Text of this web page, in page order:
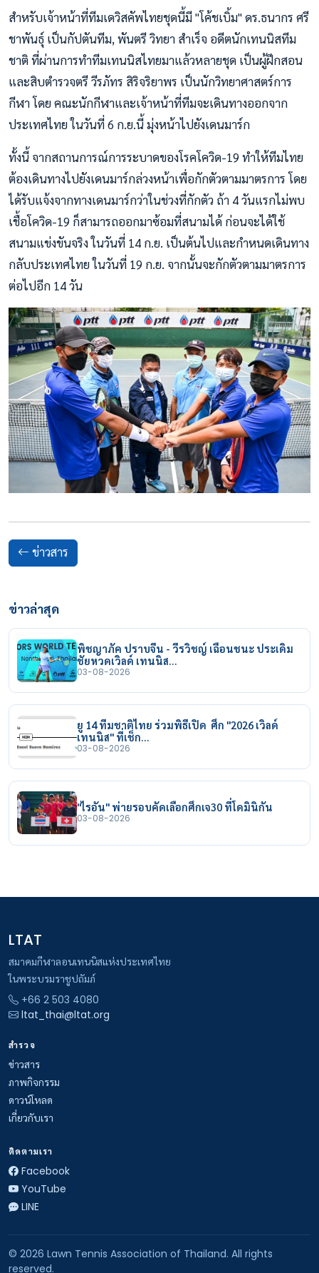
สำหรับเจ้าหน้าที่ทีมเดวิสคัพไทยชุดนี้มี "โค้ชเบิ้ม" ดร.ธนากร ศรี
ชาพันธุ์ เป็นกัปตันทีม, พันตรี วิทยา สำเร็จ อดีตนักเทนนิสทีม
ชาติ ที่ผ่านการทำทีมเทนนิสไทยมาแล้วหลายชุด เป็นผู้ฝึกสอน
และสิบตำรวจตรี วีรภัทร สิริจริยาพร เป็นนักวิทยาศาสตร์การ
กีฬา โดย คณะนักกีฬาและเจ้าหน้าที่ทีมจะเดินทางออกจาก
ประเทศไทย ในวันที่ 6 ก.ย.นี้ มุ่งหน้าไปยังเดนมาร์ก
ทั้งนี้ จากสถานการณ์การระบาดของโรคโควิด-19 ทำให้ทีมไทย
ต้องเดินทางไปยังเดนมาร์กล่วงหน้าเพื่อกักตัวตามมาตรการ โดย
ได้รับแจ้งจากทางเดนมาร์กว่าในช่วงที่กักตัว ถ้า 4 วันแรกไม่พบ
เชื้อโควิด-19 ก็สามารถออกมาซ้อมที่สนามได้ ก่อนจะได้ใช้
สนามแข่งขันจริง ในวันที่ 14 ก.ย. เป็นต้นไปและกำหนดเดินทาง
กลับประเทศไทย ในวันที่ 19 ก.ย. จากนั้นจะกักตัวตามมาตรการ
ต่อไปอีก 14 วัน
ข่าวสาร
ข่าวล่าสุด
พิชญาภัค ปราบจีน - วีรวิชญ์ เฉือนชนะ ประเดิม
ชัยหวดเวิลด์ เทนนิส…
03-08-2026
ยู 14 ทีมชาติไทย ร่วมพิธีเปิด ศึก "2026 เวิลด์
เทนนิส" ที่เช็ก…
03-08-2026
"ไรอัน" พ่ายรอบคัดเลือกศึกเจ30 ที่โดมินิกัน
03-08-2026
LTAT
สมาคมกีฬาลอนเทนนิสแห่งประเทศไทย
ในพระบรมราชูปถัมภ์
+66 2 503 4080
ltat_thai@ltat.org
สำรวจ
ข่าวสาร
ภาพกิจกรรม
ดาวน์โหลด
เกี่ยวกับเรา
ติดตามเรา
Facebook
YouTube
LINE
© 2026 Lawn Tennis Association of Thailand. All rights
reserved.